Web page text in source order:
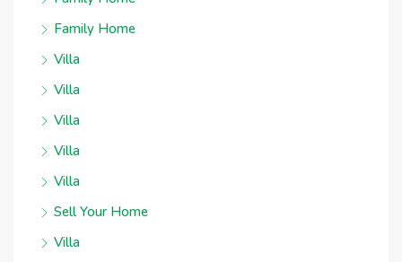
Family Home
Villa
Villa
Villa
Villa
Villa
Sell Your Home
Villa